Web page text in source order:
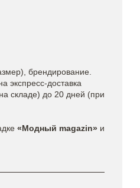
брендирование.
экспресс-доставка
складе) до 20 дней (при
«Модный magazin» и